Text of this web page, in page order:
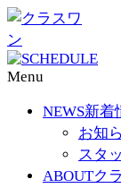
Menu
NEWS新着
お知
スタ
ABOUTク